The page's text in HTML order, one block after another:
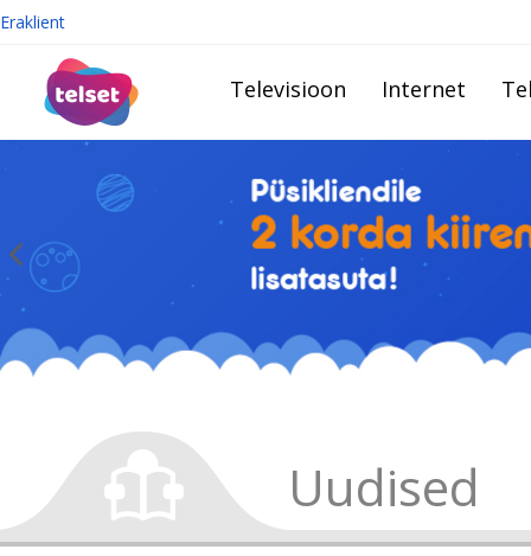
Eraklient
Televisioon Internet
Uudised